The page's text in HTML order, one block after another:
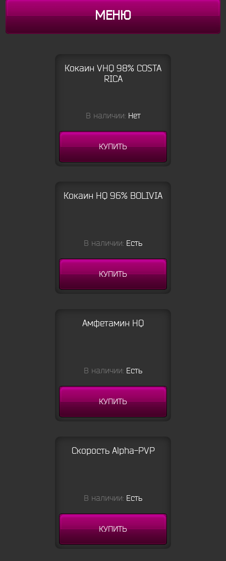
МЕНЮ
Кокаин VHQ 98% COSTA
RICA
В наличии: Нет
КУПИТЬ
Кокаин HQ 96% BOLIVIA
В наличии: Есть
КУПИТЬ
Амфетамин HQ
В наличии: Есть
КУПИТЬ
Скорость Alpha-PVP
В наличии: Есть
КУПИТЬ